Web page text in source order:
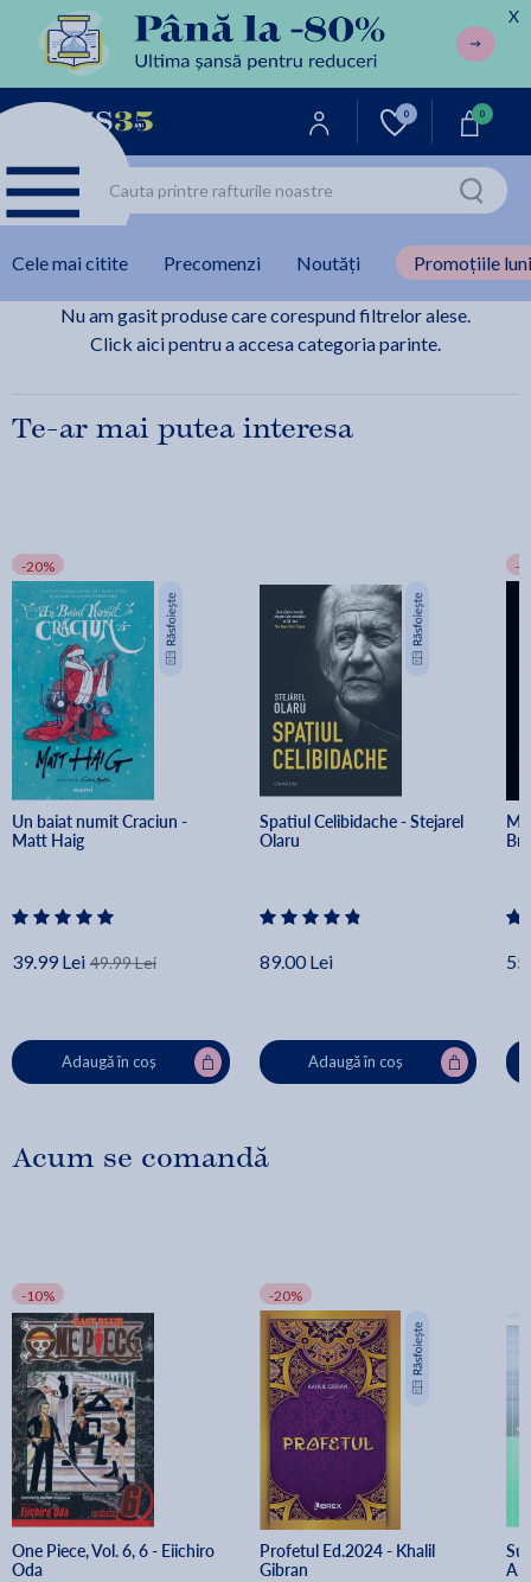
X
0 0
Cele mai citite Precomenzi Noutăți Promoțiile
Nu am gasit produse care corespund filtrelor alese.
Click aici pentru a accesa categoria parinte.
Te-ar mai putea interesa
-20%
Un baiat numit Craciun -
Matt Haig
39.99 Lei 49.99 Lei
Adaugă în coș
Spatiul Celibidache - Stejarel
Olaru
89.00 Lei
Adaugă în coș
-
Acum se comandă
-10%
One Piece, Vol. 6, 6 - Eiichiro
Oda
-20%
Profetul Ed.2024 - Khalil
Gibran
A.